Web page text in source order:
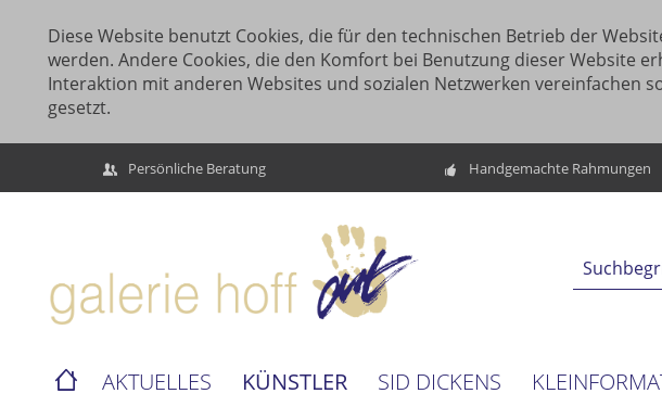
Diese Website benutzt Cookies, die für den technischen Betrieb der
werden. Andere Cookies, die den Komfort bei Benutzung dieser Website
Interaktion mit anderen Websites und sozialen Netzwerken vereinfachen
gesetzt.
Persönliche Beratung Handgemachte Rahmungen
AKTUELLES KÜNSTLER SID DICKENS